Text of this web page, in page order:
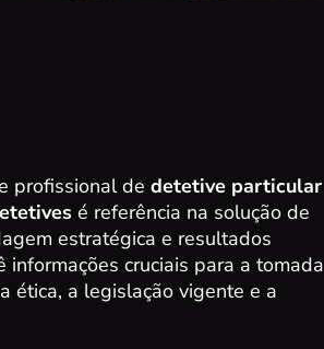
profissional de detetive particular
é referência na solução de
estratégica e resultados
informações cruciais para a tomada
ética, a legislação vigente e a